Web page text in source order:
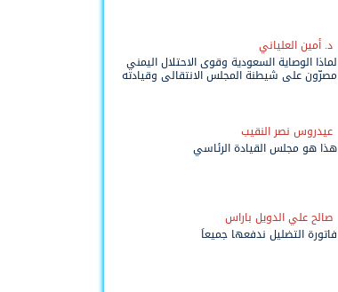
د. أمين العلياني
لماذا الوصاية السعودية وقوى الاحتلال اليمني
مصرّون على شيطنة المجلس الانتقالي وقيادته
عيدروس نصر النقيب
هذا هو مجلس القيادة الرئاسي
صالح علي الدويل باراس
فاتورة التضليل ندفعها جميعاً